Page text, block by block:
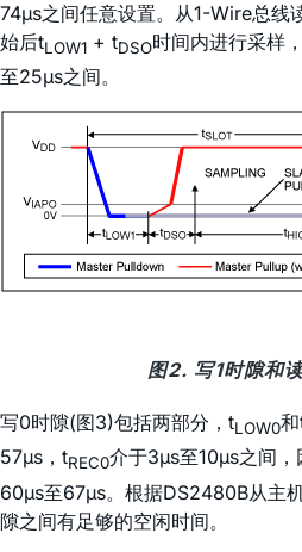
74µs之间任意设置。从1-Wire总线
始后tLOW1 + tDSO时间内进行采样
至25µs之间。
图2. 写1时隙和
写0时隙(图3)包括两部分，tLOW0
57µs，tREC0介于3µs至10µs之间
60µs至67µs。根据DS2480B从主
隙之间有足够的空闲时间。